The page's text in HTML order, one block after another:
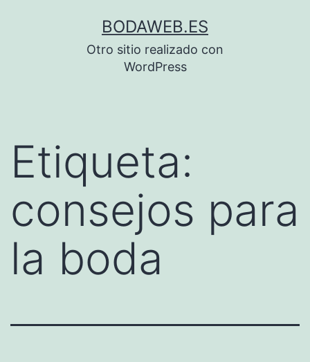
BODAWEB.ES
Otro sitio realizado con
WordPress
Etiqueta:
consejos para
la boda